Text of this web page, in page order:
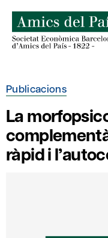
content
Publicacions
La
ràpid i